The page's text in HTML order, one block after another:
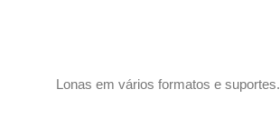
Lonas em vários formatos e suportes.